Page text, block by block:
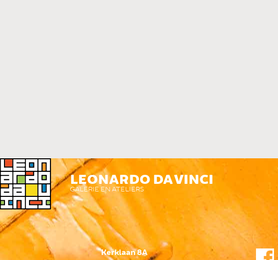
LEONARDO DA VINCI
GALERIE EN ATELIERS
Kerklaan 8A